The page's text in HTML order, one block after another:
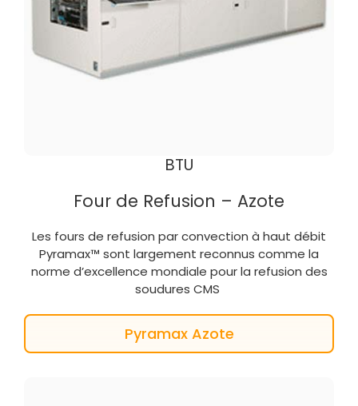
BTU
Four de Refusion – Azote
Les fours de refusion par convection à haut débit
Pyramax™ sont largement reconnus comme la
norme d’excellence mondiale pour la refusion des
soudures CMS
Pyramax Azote